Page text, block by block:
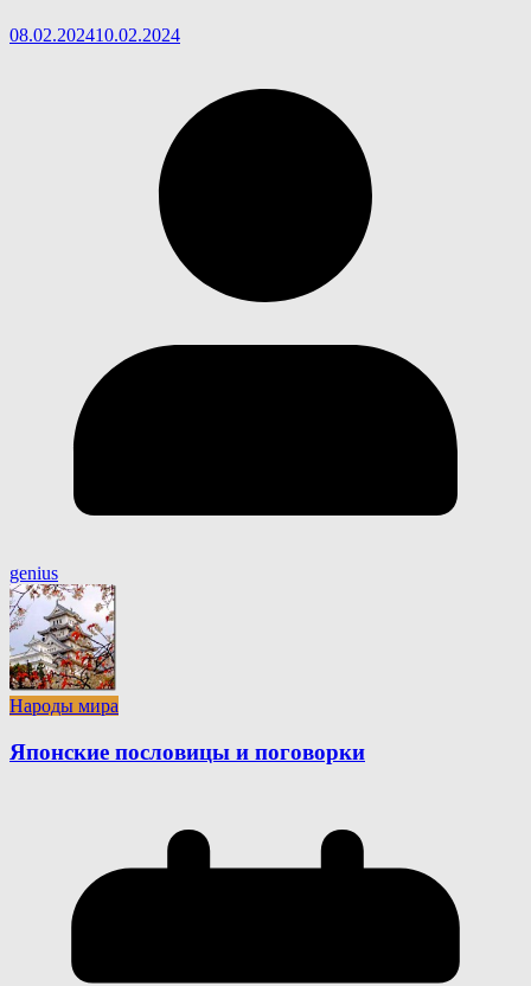
08.02.202410.02.2024
genius
Народы мира
Японские пословицы и поговорки